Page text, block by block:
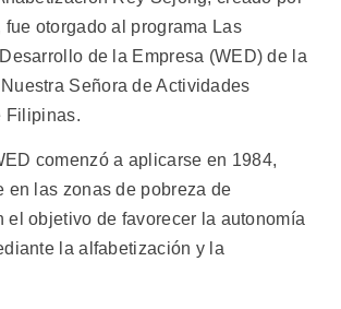
fue otorgado al programa Las
de la Empresa (WED) de la
Señora de Actividades
Filipinas.
comenzó a aplicarse en 1984,
en las zonas de pobreza de
el objetivo de favorecer la autonomía
la alfabetización y la